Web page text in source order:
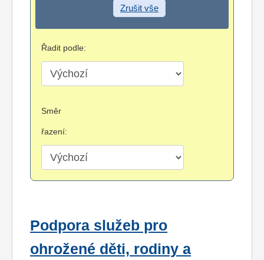
Zrušit vše
Řadit podle:
Směr
řazení:
Podpora služeb pro
ohrožené děti, rodiny a